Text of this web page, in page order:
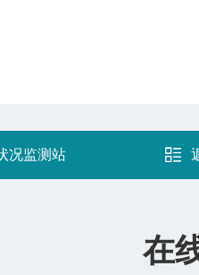
况监测站
在